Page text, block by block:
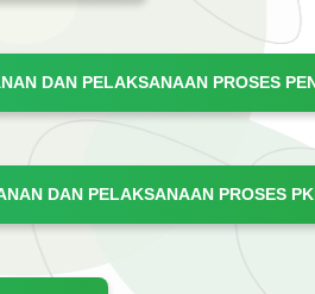
DAN PELAKSANAAN PROSES
DAN PELAKSANAAN PROSES